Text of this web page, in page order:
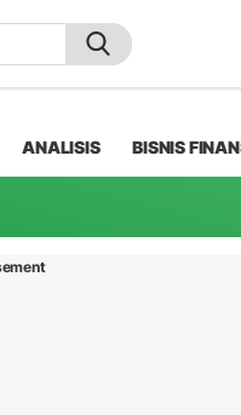
ANALISIS BISNIS